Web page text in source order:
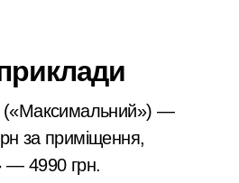
за приміщення,
— 4990 грн.